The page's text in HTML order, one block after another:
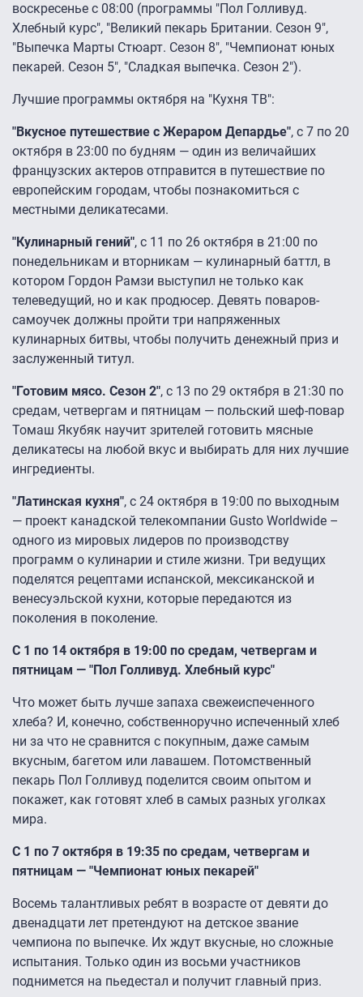
воскресенье с 08:00 (программы "Пол Голливуд.
Хлебный курс", "Великий пекарь Британии. Сезон 9",
"Выпечка Марты Стюарт. Сезон 8", "Чемпионат юных
пекарей. Сезон 5", "Сладкая выпечка. Сезон 2").
Лучшие программы октября на "Кухня ТВ":
"Вкусное путешествие с Жераром Депардье", с 7 по 20
октября в 23:00 по будням — один из величайших
французских актеров отправится в путешествие по
европейским городам, чтобы познакомиться с
местными деликатесами.
"Кулинарный гений", с 11 по 26 октября в 21:00 по
понедельникам и вторникам — кулинарный баттл, в
котором Гордон Рамзи выступил не только как
телеведущий, но и как продюсер. Девять поваров-
самоучек должны пройти три напряженных
кулинарных битвы, чтобы получить денежный приз и
заслуженный титул.
"Готовим мясо. Сезон 2", с 13 по 29 октября в 21:30 по
средам, четвергам и пятницам — польский шеф-повар
Томаш Якубяк научит зрителей готовить мясные
деликатесы на любой вкус и выбирать для них лучшие
ингредиенты.
"Латинская кухня", с 24 октября в 19:00 по выходным
— проект канадской телекомпании Gusto Worldwide –
одного из мировых лидеров по производству
программ о кулинарии и стиле жизни. Три ведущих
поделятся рецептами испанской, мексиканской и
венесуэльской кухни, которые передаются из
поколения в поколение.
С 1 по 14 октября в 19:00 по средам, четвергам и
пятницам — "Пол Голливуд. Хлебный курс"
Что может быть лучше запаха свежеиспеченного
хлеба? И, конечно, собственноручно испеченный хлеб
ни за что не сравнится с покупным, даже самым
вкусным, багетом или лавашем. Потомственный
пекарь Пол Голливуд поделится своим опытом и
покажет, как готовят хлеб в самых разных уголках
мира.
С 1 по 7 октября в 19:35 по средам, четвергам и
пятницам — "Чемпионат юных пекарей"
Восемь талантливых ребят в возрасте от девяти до
двенадцати лет претендуют на детское звание
чемпиона по выпечке. Их ждут вкусные, но сложные
испытания. Только один из восьми участников
поднимется на пьедестал и получит главный приз.